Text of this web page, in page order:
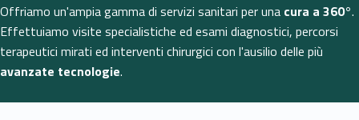
Offriamo un'ampia gamma di servizi sanitari per una cura a 360°.
Effettuiamo visite specialistiche ed esami diagnostici, percorsi
terapeutici mirati ed interventi chirurgici con l'ausilio delle più
avanzate tecnologie.